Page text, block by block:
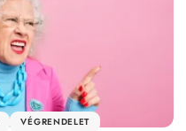
VÉGRENDELET